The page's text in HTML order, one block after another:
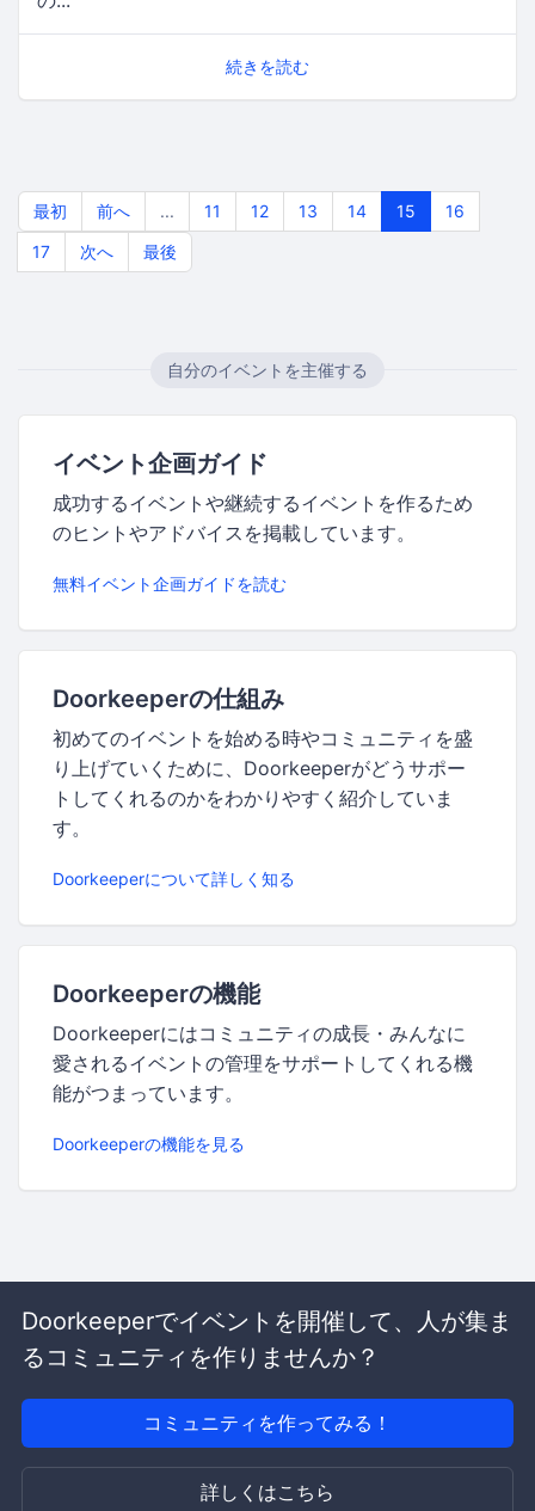
続きを読む
最初 前へ ... 11 12 13 14 15
16
17
次へ 最後
自分のイベントを主催する
イベント企画ガイド
成功するイベントや継続するイベントを作るため
のヒントやアドバイスを掲載しています。
無料イベント企画ガイドを読む
Doorkeeperの仕組み
初めてのイベントを始める時やコミュニティを盛
り上げていくために、Doorkeeperがどうサポー
トしてくれるのかをわかりやすく紹介していま
す。
Doorkeeperについて詳しく知る
Doorkeeperの機能
Doorkeeperにはコミュニティの成長・みんなに
愛されるイベントの管理をサポートしてくれる機
能がつまっています。
Doorkeeperの機能を見る
Doorkeeperでイベントを開催して、人が集ま
るコミュニティを作りませんか？
コミュニティを作ってみる！
詳しくはこちら